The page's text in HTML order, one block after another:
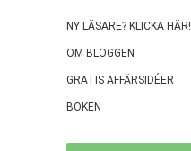
NY LÄSARE? KLICKA HÄR!
OM BLOGGEN
GRATIS AFFÄRSIDÉER
BOKEN